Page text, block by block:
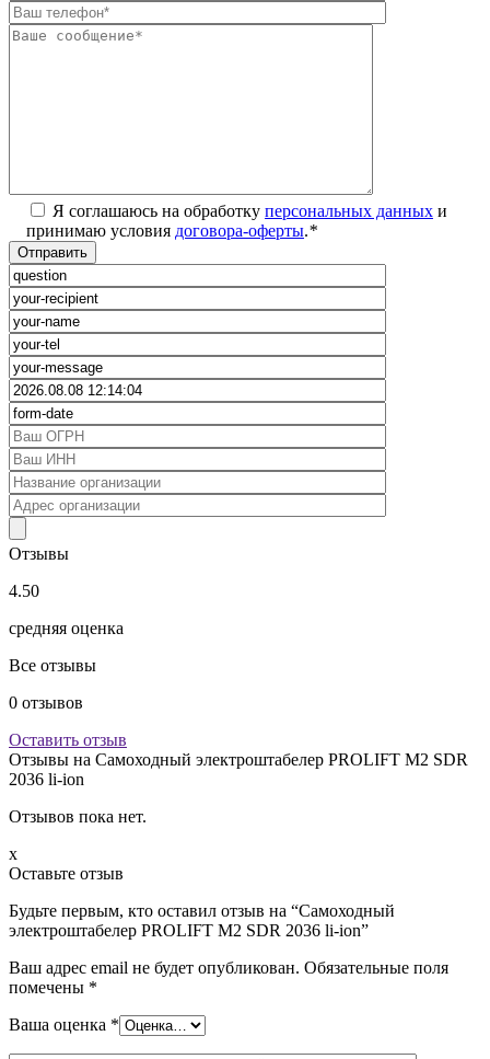
Я соглашаюсь на обработку персональных данных и
принимаю условия договора-оферты.*
Отзывы
4.50
средняя оценка
Все отзывы
0 отзывов
Оставить отзыв
Отзывы на Самоходный электроштабелер PROLIFT M2 SDR
2036 li-ion
Отзывов пока нет.
x
Оставьте отзыв
Будьте первым, кто оставил отзыв на “Самоходный
электроштабелер PROLIFT M2 SDR 2036 li-ion”
Ваш адрес email не будет опубликован. Обязательные поля
помечены *
Ваша оценка *